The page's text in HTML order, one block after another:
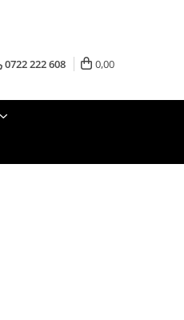
0722 222 608 0,00